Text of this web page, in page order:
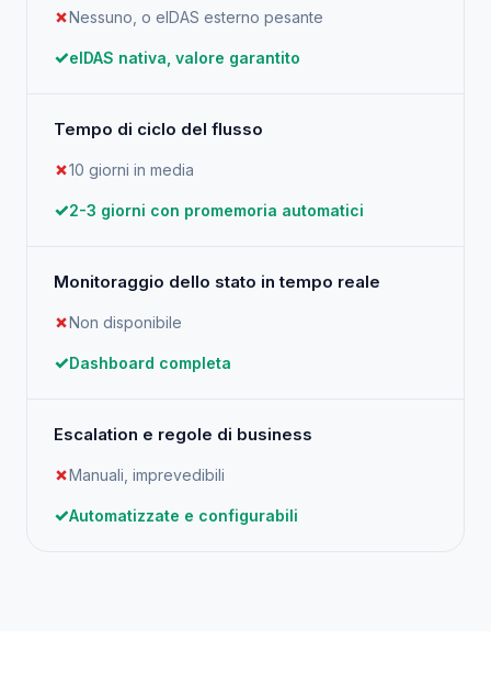
Nessuno, o eIDAS esterno pesante
eIDAS nativa, valore garantito
Tempo di ciclo del flusso
10 giorni in media
2-3 giorni con promemoria automatici
Monitoraggio dello stato in tempo reale
Non disponibile
Dashboard completa
Escalation e regole di business
Manuali, imprevedibili
Automatizzate e configurabili